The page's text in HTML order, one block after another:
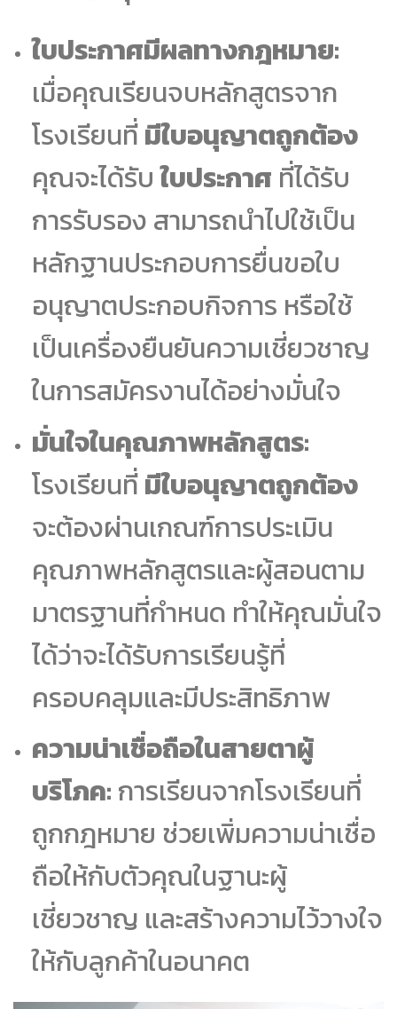
ใบประกาศมีผลทางกฎหมาย:
เมื่อคุณเรียนจบหลักสูตรจาก
โรงเรียนที่มีใบอนุญาตถูกต้อง
คุณจะได้รับใบประกาศ ที่ได้รับ
การรับรอง สามารถนำไปใช้เป็น
หลักฐานประกอบการยื่นขอใบ
อนุญาตประกอบกิจการ หรือใช้
เป็นเครื่องยืนยันความเชี่ยวชาญ
ในการสมัครงานได้อย่างมั่นใจ
มั่นใจในคุณภาพหลักสูตร:
โรงเรียนที่มีใบอนุญาตถูกต้อง
จะต้องผ่านเกณฑ์การประเมิน
คุณภาพหลักสูตรและผู้สอนตาม
มาตรฐานที่กำหนด ทำให้คุณมั่นใจ
ได้ว่าจะได้รับการเรียนรู้ที่
ครอบคลุมและมีประสิทธิภาพ
ความน่าเชื่อถือในสายตาผู้
บริโภค: การเรียนจากโรงเรียนที่
ถูกกฎหมาย ช่วยเพิ่มความน่าเชื่อ
ถือให้กับตัวคุณในฐานะผู้
เชี่ยวชาญ และสร้างความไว้วางใจ
ให้กับลูกค้าในอนาคต